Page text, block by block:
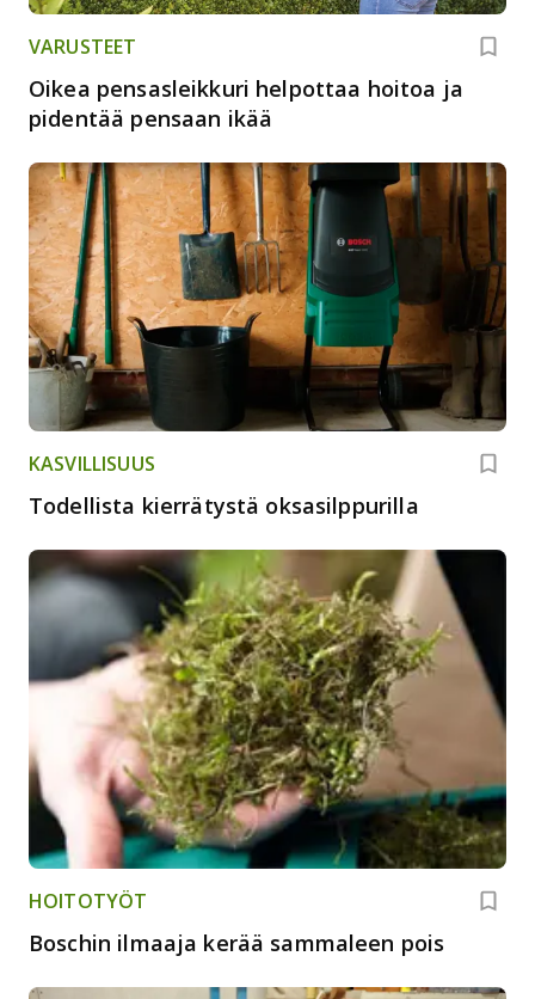
VARUSTEET
Oikea pensasleikkuri helpottaa hoitoa ja
pidentää pensaan ikää
KASVILLISUUS
Todellista kierrätystä oksasilppurilla
HOITOTYÖT
Boschin ilmaaja kerää sammaleen pois